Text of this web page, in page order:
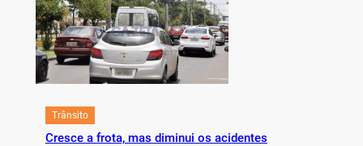
Trânsito
Cresce a frota, mas diminui os acidentes